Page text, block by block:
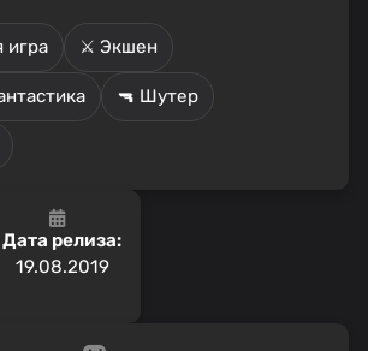
игра ⚔️ Экшен
🔫 Шутер
Дата релиза:
19.08.2019